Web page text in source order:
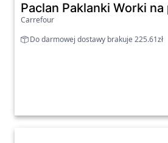
Paclan Paklanki Worki na
Carrefour
Do darmowej dostawy brakuje 225.61zł